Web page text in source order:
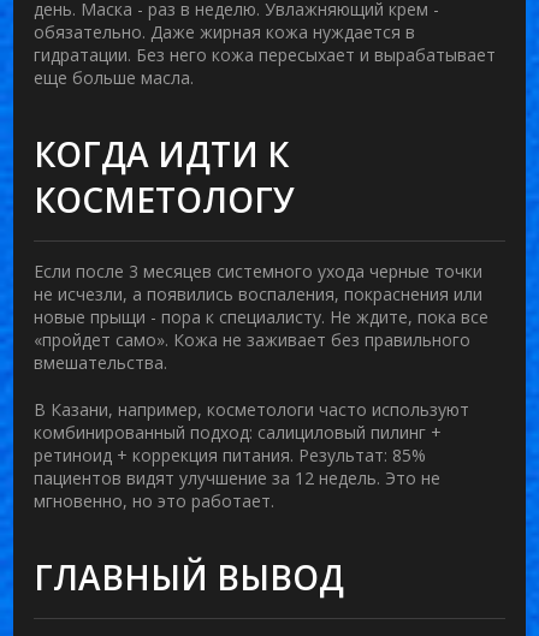
день. Маска - раз в неделю. Увлажняющий крем -
обязательно. Даже жирная кожа нуждается в
гидратации. Без него кожа пересыхает и вырабатывает
еще больше масла.
КОГДА ИДТИ К
КОСМЕТОЛОГУ
Если после 3 месяцев системного ухода черные точки
не исчезли, а появились воспаления, покраснения или
новые прыщи - пора к специалисту. Не ждите, пока все
«пройдет само». Кожа не заживает без правильного
вмешательства.
В Казани, например, косметологи часто используют
комбинированный подход: салициловый пилинг +
ретиноид + коррекция питания. Результат: 85%
пациентов видят улучшение за 12 недель. Это не
мгновенно, но это работает.
ГЛАВНЫЙ ВЫВОД